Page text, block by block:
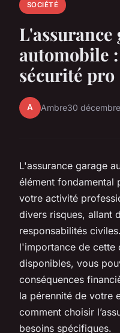
SOCIÉTÉ
L'assurance
automobile
sécurité pro
A Ambre30
L'assurance garage
élément fondamental
votre activité
divers risques, allant
responsabilités
l'importance de cette
disponibles, vous
conséquences
la pérennité de votre
comment choisir
besoins spécifiques.